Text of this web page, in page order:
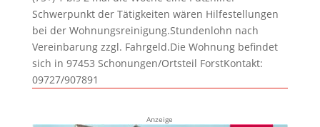
Schwerpunkt der Tätigkeiten wären Hilfestellungen
bei der Wohnungsreinigung.Stundenlohn nach
Vereinbarung zzgl. Fahrgeld.Die Wohnung befindet
sich in 97453 Schonungen/Ortsteil ForstKontakt:
09727/907891
Anzeige